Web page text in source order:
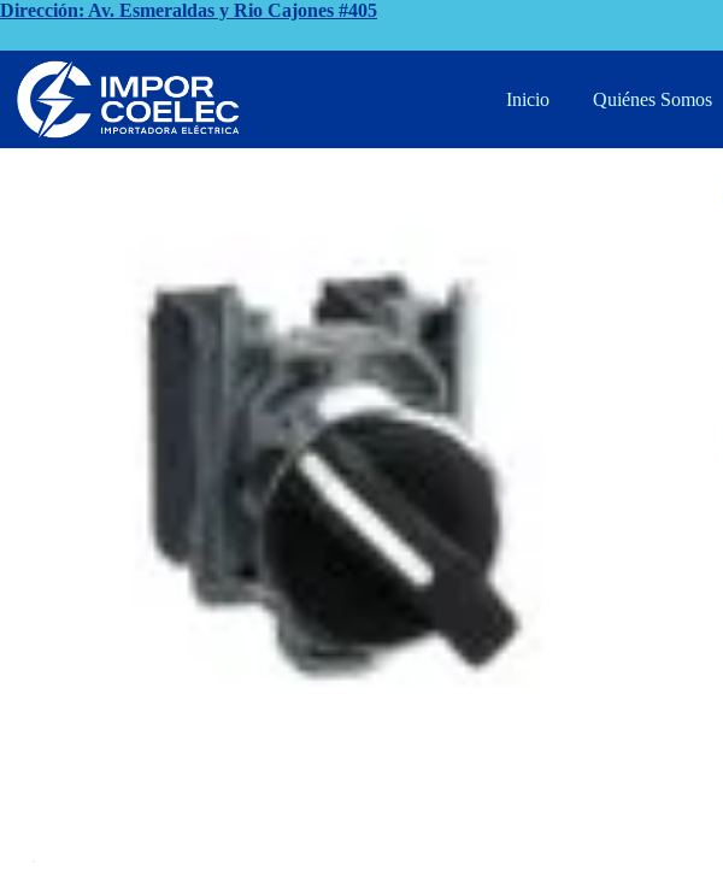
Saltar
contenido
Dirección: Av. Esmeraldas y Rio Cajones #405
Inicio Quiénes Somos
Inicio Protección en Baja Tension